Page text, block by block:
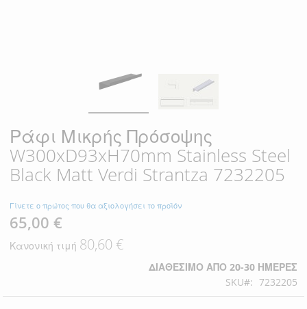
Ράφι Μικρής Πρόσοψης
W300xD93xH70mm Stainless Steel
Black Matt Verdi Strantza 7232205
Γίνετε ο πρώτος που θα αξιολογήσει το προϊόν
Ειδική
Τιμή
65,00 €
Κανονική τιμή 80,60 €
ΔΙΑΘΈΣΙΜΟ ΑΠΌ 20-30 ΗΜΈΡΕΣ
SKU
7232205